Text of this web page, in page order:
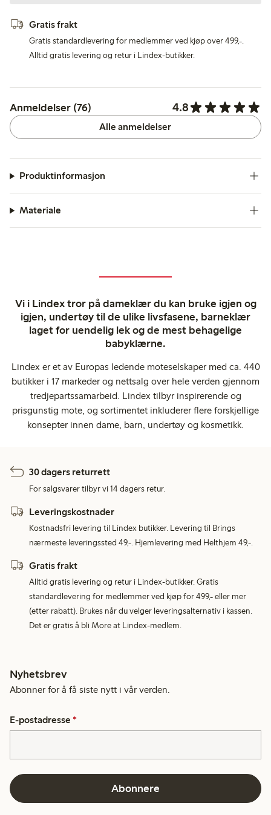
Gratis frakt
Gratis standardlevering for medlemmer ved kjøp over 499,-.
Alltid gratis levering og retur i Lindex-butikker.
Anmeldelser (76) 4.8
Alle anmeldelser
Produktinformasjon
Materiale
Vi i Lindex tror på dameklær du kan bruke igjen og
igjen, undertøy til de ulike livsfasene, barneklær
laget for uendelig lek og de mest behagelige
babyklærne.
Lindex er et av Europas ledende moteselskaper med ca. 440
butikker i 17 markeder og nettsalg over hele verden gjennom
tredjepartssamarbeid. Lindex tilbyr inspirerende og
prisgunstig mote, og sortimentet inkluderer flere forskjellige
konsepter innen dame, barn, undertøy og kosmetikk.
30 dagers returrett
For salgsvarer tilbyr vi 14 dagers retur.
Leveringskostnader
Kostnadsfri levering til Lindex butikker. Levering til Brings
nærmeste leveringssted 49,-. Hjemlevering med Helthjem 49,-.
Gratis frakt
Alltid gratis levering og retur i Lindex-butikker. Gratis
standardlevering for medlemmer ved kjøp for 499,- eller mer
(etter rabatt). Brukes når du velger leveringsalternativ i kassen.
Det er gratis å bli More at Lindex-medlem.
Nyhetsbrev
Abonner for å få siste nytt i vår verden.
E-postadresse *
Abonnere